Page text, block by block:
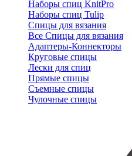
Наборы спиц KnitPro
Наборы спиц Tulip
Спицы для вязания
Все Спицы для вязания
Адаптеры-Коннекторы
Круговые спицы
Лески для спиц
Прямые спицы
Съемные спицы
Чулочные спицы